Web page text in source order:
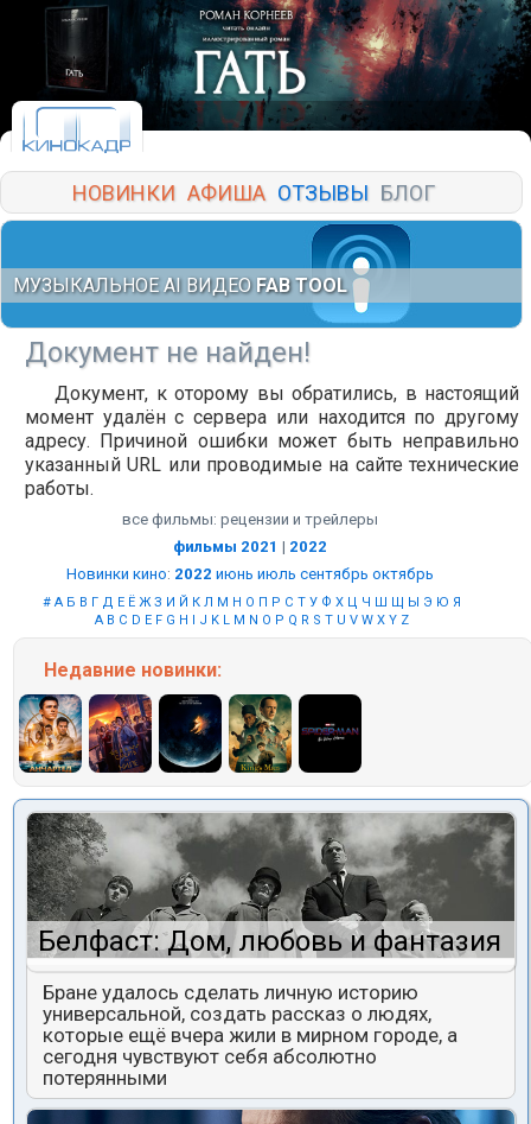
НОВИНКИ АФИША ОТЗЫВЫ БЛОГ
МУЗЫКАЛЬНОЕ AI ВИДЕО FAB TOOL
Документ не найден!
Документ, к оторому вы обратились, в настоящий
момент удалён с сервера или находится по другому
адресу. Причиной ошибки может быть неправильно
указанный URL или проводимые на сайте технические
работы.
все фильмы: рецензии и трейлеры
фильмы 2021 | 2022
Новинки кино: 2022 июнь июль сентябрь октябрь
# А Б В Г Д Е Ё Ж З И Й К Л М Н О П Р С Т У Ф Х Ц Ч Ш Щ Ы Э Ю Я
A B C D E F G H I J K L M N O P Q R S T U V W X Y Z
Недавние новинки:
Белфаст: Дом, любовь и фантазия
Бране удалось сделать личную историю
универсальной, создать рассказ о людях,
которые ещё вчера жили в мирном городе, а
сегодня чувствуют себя абсолютно
потерянными